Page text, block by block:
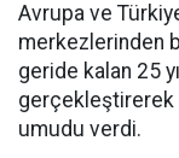
Avrupa ve
merkezlerinden
geride kalan 25
gerçekleştirerek
umudu verdi.